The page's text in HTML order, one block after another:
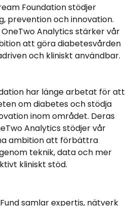
Foundation stödjer
prevention och innovation.
Analytics stärker vår
att göra diabetesvården
och kliniskt användbar.
har länge arbetat för att
om diabetes och stödja
inom området. Deras
Analytics stödjer vår
ambition att förbättra
teknik, data och mer
kliniskt stöd.
samlar expertis, nätverk
Select Language
Svenska